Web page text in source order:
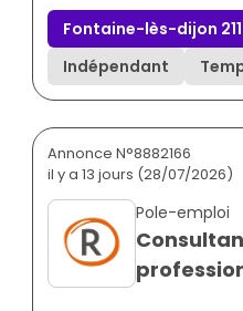
Fontaine-lès-dijon
Indépendant
Annonce N°8882166
il y a 13 jours (28/07/2026)
Pole-emploi